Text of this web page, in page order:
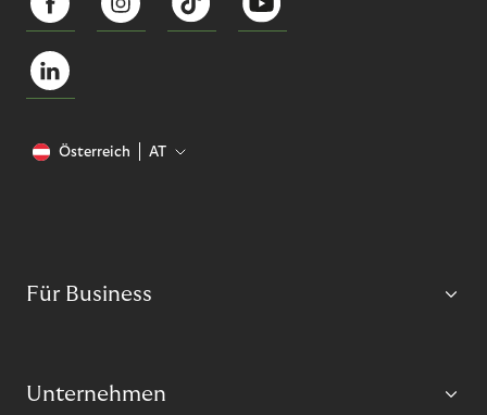
Österreich AT
Für Business
Unternehmen